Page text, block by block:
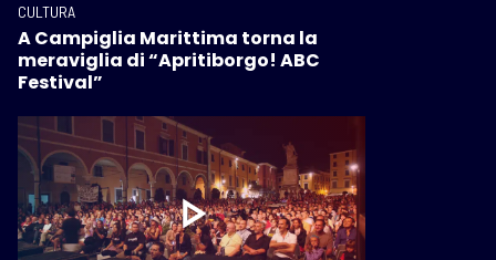
CULTURA
A Campiglia Marittima torna la
meraviglia di “Apritiborgo! ABC
Festival”